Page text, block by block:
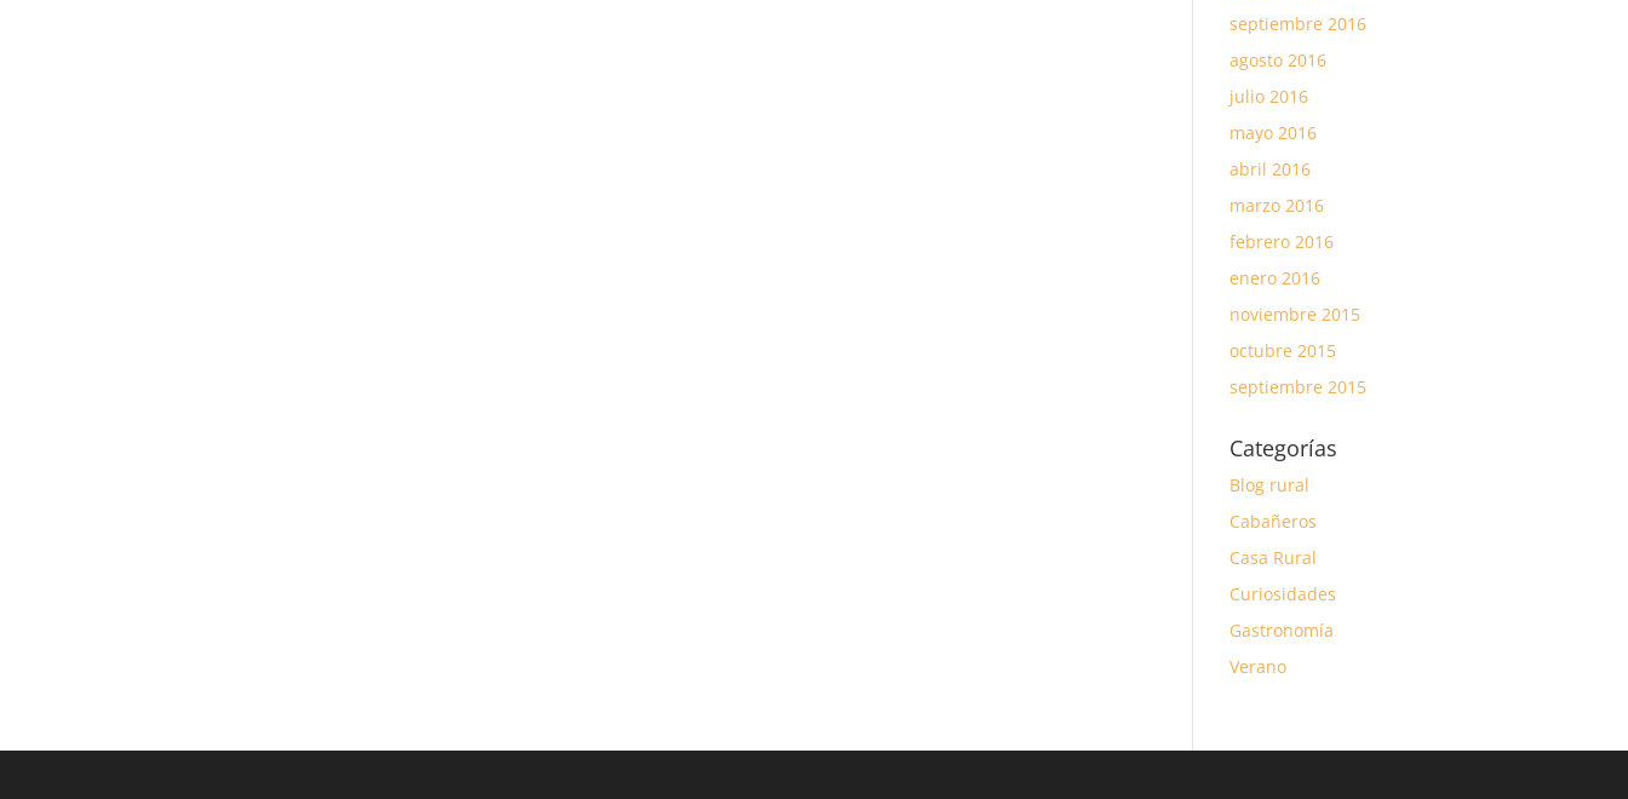
septiembre 2016
agosto 2016
julio 2016
mayo 2016
abril 2016
marzo 2016
febrero 2016
enero 2016
noviembre 2015
octubre 2015
septiembre 2015
Categorías
Blog rural
Cabañeros
Casa Rural
Curiosidades
Gastronomía
Verano